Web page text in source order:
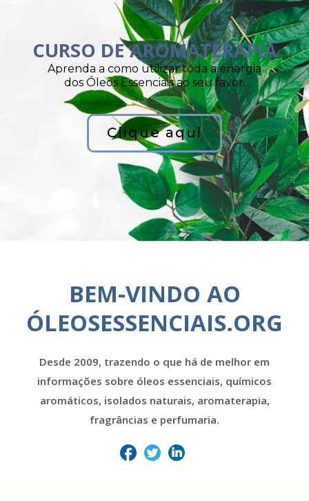
CURSO DE AROMATERAPIA
Aprenda a como utilizar toda a energia
dos Óleos Essenciais ao seu favor.
Clique aqui
BEM-VINDO AO
ÓLEOSESSENCIAIS.ORG
Desde 2009, trazendo o que há de melhor em
informações sobre óleos essenciais, químicos
aromáticos, isolados naturais, aromaterapia,
fragrâncias e perfumaria.